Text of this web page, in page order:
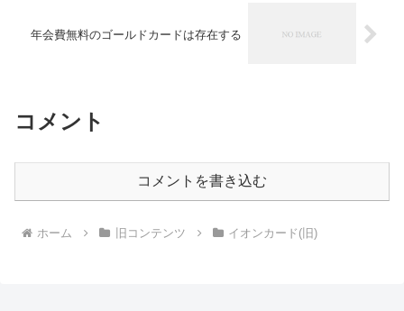
年会費無料のゴールドカードは存在する
コメント
コメントを書き込む
ホーム 旧コンテンツ イオンカード(旧)